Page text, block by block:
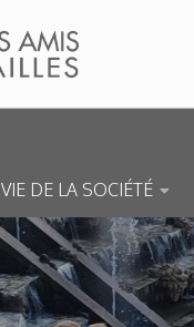
VIE DE LA SOCIÉTÉ